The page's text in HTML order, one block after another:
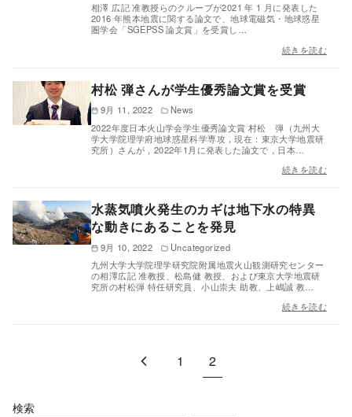
相澤 広記 准教授らのクループが2021 年 1 月に発表した
2016 年熊本地震に関する論文で、地球電磁気・地球惑星
圏学会「SGEPSS 論文賞」を受賞し…
続きを読む
村松 弾さんが学生優秀論文賞を受賞
9月 11, 2022
News
2022年度日本火山学会学生優秀論文賞 村松 弾（九州大
学大学院理学府地球惑星科学専攻，現在：東京大学地震研
究所）さんが，2022年1月に発表した論文で，日本…
続きを読む
水蒸気噴火発生のカギは地下水の特異
な動きにあることを発見
9月 10, 2022
Uncategorized
九州大学大学院理学研究院附属地震火山観測研究センター
の相澤広記 准教授、松島健 教授、および東京大学地震研
究所の村松弾 特任研究員、小山崇夫 助教、上嶋誠 教…
続きを読む
1 2
検索